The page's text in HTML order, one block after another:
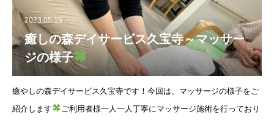
2023.05.15
癒しの森デイサービス久宝寺～マッサー
ジの様子
癒やしの森デイサービス久宝寺です！今回は、マッサージの様子をご
紹介します
ご利用者様一人一人丁寧にマッサージ施術を行っており